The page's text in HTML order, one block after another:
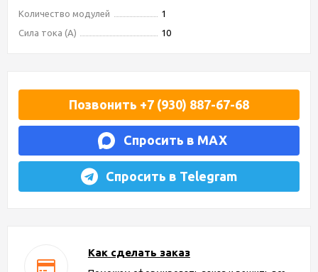
Количество модулей
1
Сила тока (А)
10
Позвонить +7 (930) 887-67-68
Спросить в MAX
Спросить в Telegram
Как сделать заказ